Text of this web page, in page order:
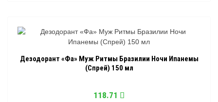
Дезодорант «Фа» Муж Ритмы Бразилии Ночи Ипанемы
(Спрей) 150 мл
118.71